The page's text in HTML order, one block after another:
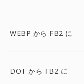
WEBP から FB2 に
DOT から FB2 に